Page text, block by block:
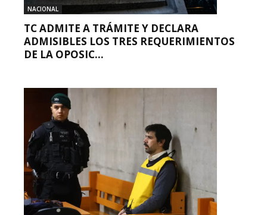
NACIONAL
TC ADMITE A TRÁMITE Y DECLARA
ADMISIBLES LOS TRES REQUERIMIENTOS
DE LA OPOSIC...